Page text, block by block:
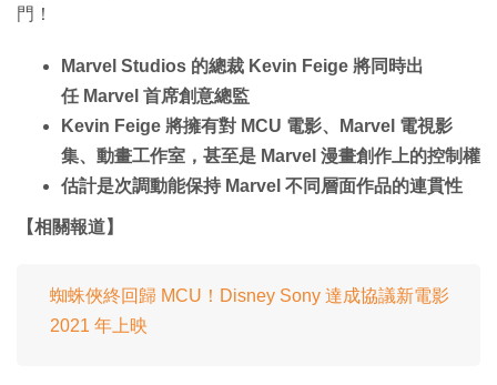
門！
Marvel Studios 的總裁 Kevin Feige 將同時出
任 Marvel 首席創意總監
Kevin Feige 將擁有對 MCU 電影、Marvel 電視影
集、動畫工作室，甚至是 Marvel 漫畫創作上的控制權
估計是次調動能保持 Marvel 不同層面作品的連貫性
【相關報道】
蜘蛛俠終回歸 MCU！Disney Sony 達成協議新電影
2021 年上映